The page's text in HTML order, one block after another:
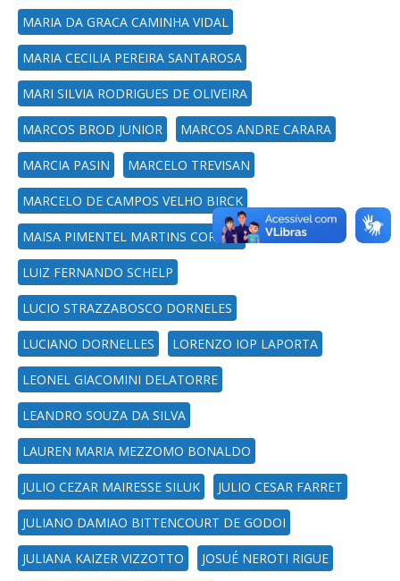
MARIA DA GRACA CAMINHA VIDAL
MARIA CECILIA PEREIRA SANTAROSA
MARI SILVIA RODRIGUES DE OLIVEIRA
MARCOS BROD JUNIOR MARCOS ANDRE CARARA
MARCIA PASIN MARCELO TREVISAN
MARCELO DE CAMPOS VELHO BIRCK
MAISA PIMENTEL MARTINS CORDER
LUIZ FERNANDO SCHELP
LUCIO STRAZZABOSCO DORNELES
LUCIANO DORNELLES LORENZO IOP LAPORTA
LEONEL GIACOMINI DELATORRE
LEANDRO SOUZA DA SILVA
LAUREN MARIA MEZZOMO BONALDO
JULIO CEZAR MAIRESSE SILUK JULIO CESAR FARRET
JULIANO DAMIAO BITTENCOURT DE GODOI
JULIANA KAIZER VIZZOTTO JOSUÉ NEROTI RIGUE